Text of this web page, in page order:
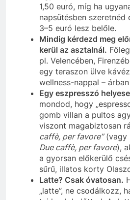
1,50 euró, míg ha
napsütésben szeretnéd
3–5 euró lesz belőle.
Mindig kérdezd meg
kerül az asztalnál.
pl. Velencében,
egy teraszon ülve
wellness-nappal –
Egy eszpresszó
mondod, hogy
gomb villan a pultos
viszont magabiztosan
caffè, per favore”(vagy
Due caffè, per favore),
a gyorsan előkerülő
sűrű, illatos korty
Latte? Csak óvatosan.
„latte”, ne csodálkozz,